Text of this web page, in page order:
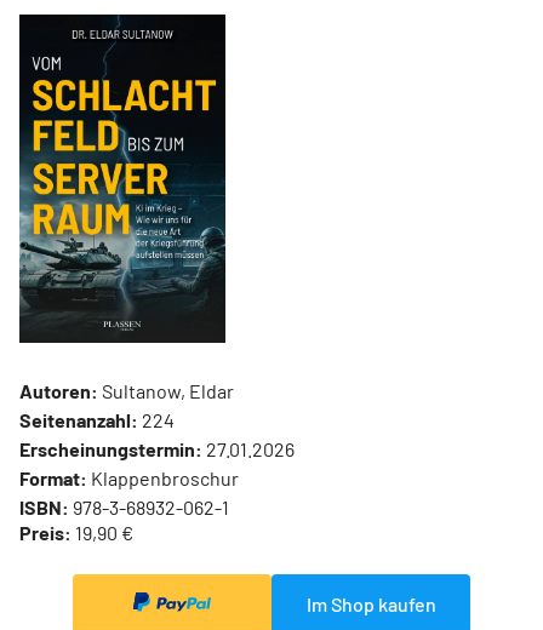
Autoren: Sultanow, Eldar
Seitenanzahl: 224
Erscheinungstermin: 27.01.2026
Format: Klappenbroschur
ISBN: 978-3-68932-062-1
Preis: 19,90 €
Im Shop kaufen